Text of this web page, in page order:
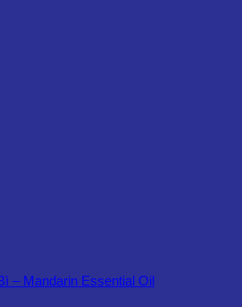
– Mandarin Essential Oil